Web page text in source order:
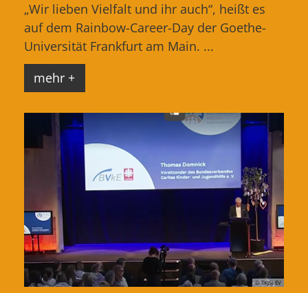
„Wir lieben Vielfalt und ihr auch“, heißt es
auf dem Rainbow-Career-Day der Goethe-
Universität Frankfurt am Main. ...
mehr +
© TKJSJ-EV